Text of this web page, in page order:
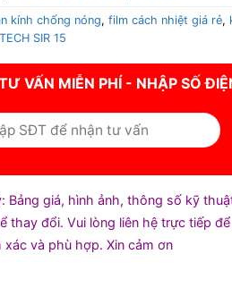
kính chống nóng, film cách nhiệt giá rẻ,
SIR 15
VẤN MIỄN PHÍ - NHẬP SỐ
Bảng giá, hình ảnh, thông số kỹ
thay đổi. Vui lòng liên hệ trực tiếp
xác và phù hợp. Xin cảm ơn